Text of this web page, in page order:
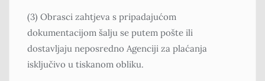
(3) Obrasci zahtjeva s pripadajućom
dokumentacijom šalju se putem pošte ili
dostavljaju neposredno Agenciji za plaćanja
isključivo u tiskanom obliku.